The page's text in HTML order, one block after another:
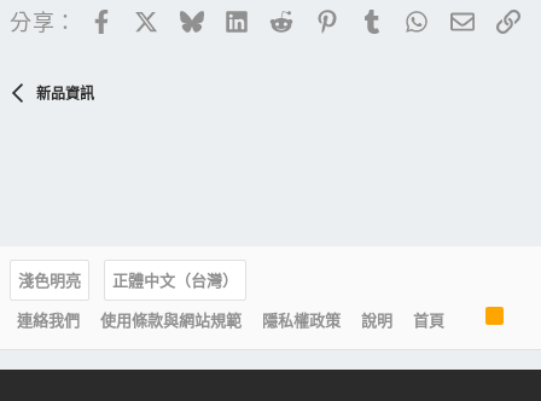
分享： FacebookBlueskyLinkedIn
Reddit PinterestTumblrWhatsApp
電子
新品資訊
淺色明亮
正體中文（台灣）
連絡我們
使用條款與網站規範 隱私權政策 說明 首頁
R
S
S